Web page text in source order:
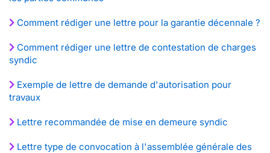
Comment rédiger une lettre pour la garantie décennale ?
Comment rédiger une lettre de contestation de charges
syndic
Exemple de lettre de demande d'autorisation pour
travaux
Lettre recommandée de mise en demeure syndic
Lettre type de convocation à l'assemblée générale des